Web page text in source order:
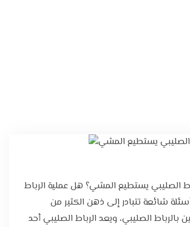
الصليبي يستطيع المشي؟ هل عملية الرباط
شائعة تتبادر إلى ذهن الكثير من
بالرباط الصليبي، ويعد الرباط الصليبي أحد